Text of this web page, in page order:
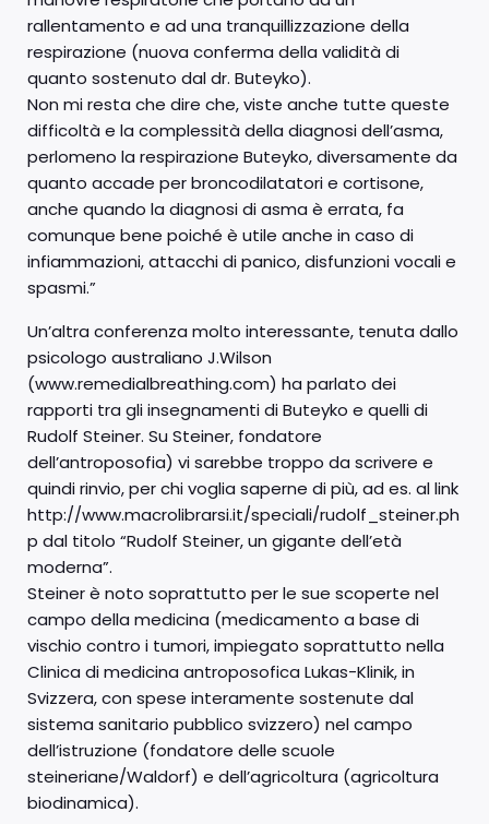
rallentamento e ad una tranquillizzazione della
respirazione (nuova conferma della validità di
quanto sostenuto dal dr. Buteyko).
Non mi resta che dire che, viste anche tutte queste
difficoltà e la complessità della diagnosi dell’asma,
perlomeno la respirazione Buteyko, diversamente da
quanto accade per broncodilatatori e cortisone,
anche quando la diagnosi di asma è errata, fa
comunque bene poiché è utile anche in caso di
infiammazioni, attacchi di panico, disfunzioni vocali e
spasmi.”
Un’altra conferenza molto interessante, tenuta dallo
psicologo australiano J.Wilson
(www.remedialbreathing.com) ha parlato dei
rapporti tra gli insegnamenti di Buteyko e quelli di
Rudolf Steiner. Su Steiner, fondatore
dell’antroposofia) vi sarebbe troppo da scrivere e
quindi rinvio, per chi voglia saperne di più, ad es. al link
http://www.macrolibrarsi.it/speciali/rudolf_steiner.ph
p dal titolo “Rudolf Steiner, un gigante dell’età
moderna”.
Steiner è noto soprattutto per le sue scoperte nel
campo della medicina (medicamento a base di
vischio contro i tumori, impiegato soprattutto nella
Clinica di medicina antroposofica Lukas-Klinik, in
Svizzera, con spese interamente sostenute dal
sistema sanitario pubblico svizzero) nel campo
dell’istruzione (fondatore delle scuole
steineriane/Waldorf) e dell’agricoltura (agricoltura
biodinamica).